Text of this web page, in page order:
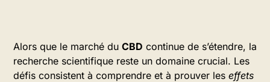
Alors que le marché du CBD continue de s’étendre, la
recherche scientifique reste un domaine crucial. Les
défis consistent à comprendre et à prouver les effets